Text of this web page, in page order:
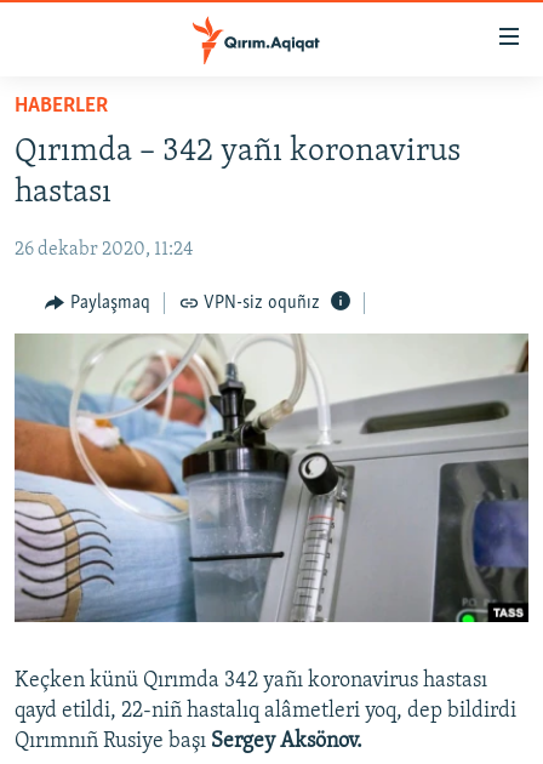
Esas
qaytmaq
Baş
qaytmaq
qaytmaq
HABERLER
SİYASET
CEMİYET
MEDENİYET
İNSAN AQLARI
VİDEO
SÜRET
BLOGLAR
FİKİR
Русский
Українською
QOŞULIÑIZ!
HABERLER
Qırımda – 342 yañı koronavirus
hastası
26 dekabr 2020, 11:24
Paylaşmaq VPN-siz oquñız
Keçken künü Qırımda 342 yañı koronavirus hastası
qayd etildi, 22-niñ hastalıq alâmetleri yoq, dep bildirdi
Qırımnıñ Rusiye başı Sergey Aksönov.